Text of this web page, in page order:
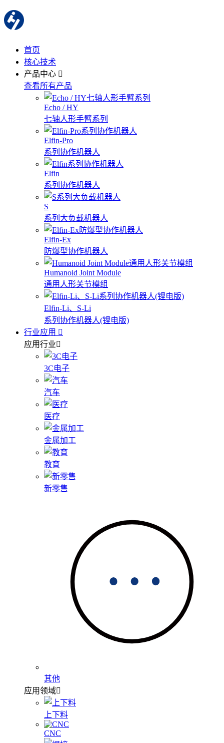
首页
核心技术
产品中心
查看所有产品
Echo / HY
七轴人形手臂系列
Elfin-Pro
系列协作机器人
Elfin
系列协作机器人
S
系列大负载机器人
Elfin-Ex
防爆型协作机器人
Humanoid Joint Module
通用人形关节模组
Elfin-Li、S-Li
系列协作机器人(锂电版)
行业应用
应用行业
3C电子
汽车
医疗
金属加工
教育
新零售
其他
应用领域
上下料
CNC